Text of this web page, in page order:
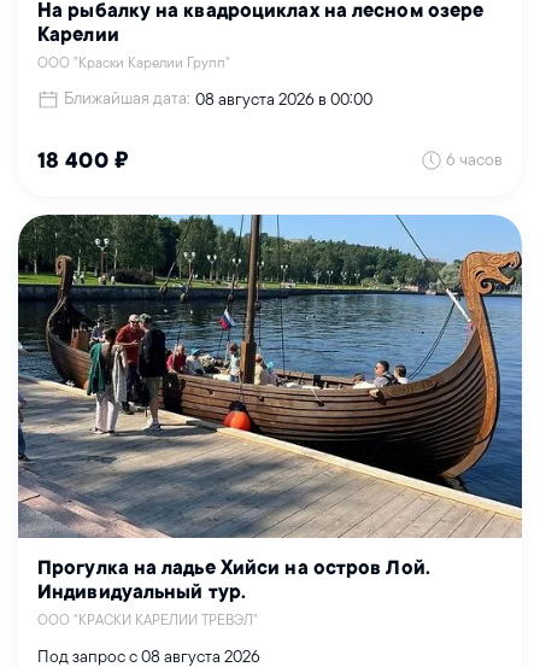
На рыбалку на квадроциклах на лесном озере
Карелии
ООО "Краски Карелии Групп"
Ближайшая дата: 08 августа 2026 в 00:00
18 400 ₽ 6 часов
Прогулка на ладье Хийси на остров Лой.
Индивидуальный тур.
ООО "КРАСКИ КАРЕЛИИ ТРЕВЭЛ"
Под запрос с 08 августа 2026